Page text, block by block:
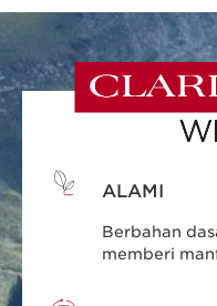
ALAMI
Berbahan
memberi